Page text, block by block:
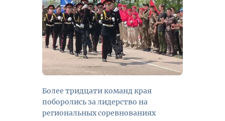
Более тридцати команд края
поборолись за лидерство на
региональных соревнованиях